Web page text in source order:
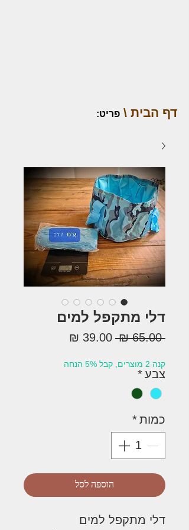
דף הבית \ פריט:
דלי מתקפל למים
‏65.00 ‏₪
מחיר
קנה 2 מוצרים, קבל 5% הנחה
צבע*
כמות*
הוספה לסל
דלי מתקפל למים